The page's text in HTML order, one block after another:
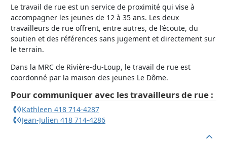
Le travail de rue est un service de proximité qui vise à
accompagner les jeunes de 12 à 35 ans. Les deux
travailleurs de rue offrent, entre autres, de l’écoute, du
soutien et des références sans jugement et directement sur
le terrain.
Dans la MRC de Rivière-du-Loup, le travail de rue est
coordonné par la maison des jeunes Le Dôme.
Pour communiquer avec les travailleurs de rue :
Kathleen 418 714-4287
Jean-Julien 418 714-4286